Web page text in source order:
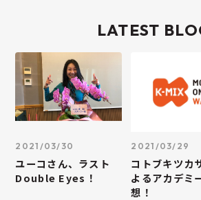
LATEST
2021/03/30
ユーコさん、ラスト
Double Eyes！
2021/03/29
コトブキツカ
よるアカデミ
想！